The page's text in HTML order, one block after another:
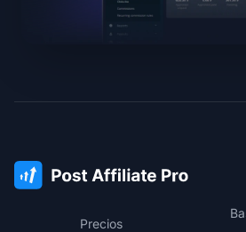
Precios